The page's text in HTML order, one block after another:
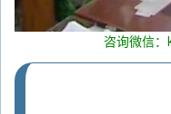
咨询微信：